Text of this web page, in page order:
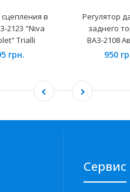
в
2123 "Niva
Trialli
грн.
Регулятор
заднего
ВАЗ-2108
950
Сервис